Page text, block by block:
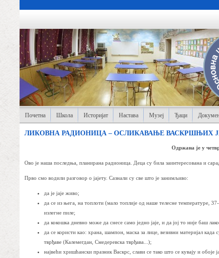
Почетна Школа Историјат Настава Музеј Ђаци
ЛИКОВНА РАДИОНИЦА – ОСЛИКАВАЊЕ ВАСКРШЊИХ
Одржана је у
Ово је наша последња, планирана радионица. Деца су била заинтересована и
Прво смо водили разговор о јајету. Сазнали су све што је занимљиво:
да је јаје живо;
да се из њега, на топлоти (мало топлије од наше телесне температуре,
излегне пиле;
да кокошка дневно може да снесе само једно јаје, и да јој то није баш
да се користи као: храна, шампон, маска за лице, везивни материјал када
тврђаве (Калемегдан, Смедеревска тврђава...);
највећи хришћански празник Васкрс, слави се тако што се кувају и